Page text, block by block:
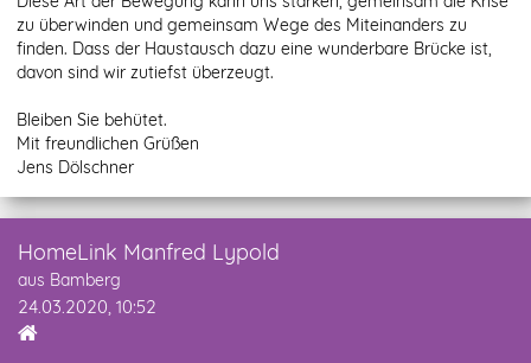
zu überwinden und gemeinsam Wege des Miteinanders zu
finden. Dass der Haustausch dazu eine wunderbare Brücke ist,
davon sind wir zutiefst überzeugt.
Bleiben Sie behütet.
Mit freundlichen Grüßen
Jens Dölschner
HomeLink Manfred Lypold
aus Bamberg
24.03.2020, 10:52